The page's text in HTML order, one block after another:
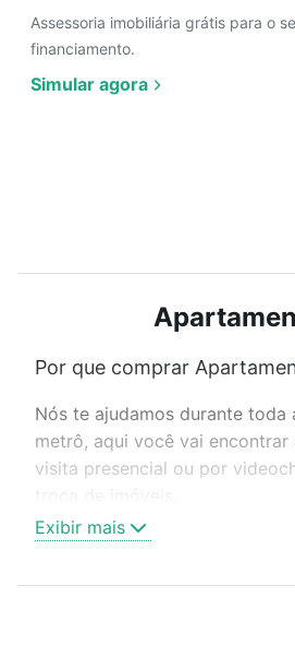
Assessoria imobiliária grátis para o
financiamento.
Simular agora
Por que comprar
Nós te ajudamos durante
metrô, aqui você vai encontrar
visita presencial ou por
Como escolher um imóvel?
Use barra de busca no topo
ou sem vaga de garagem
Apartamentos com 1 quarto
Exibir mais